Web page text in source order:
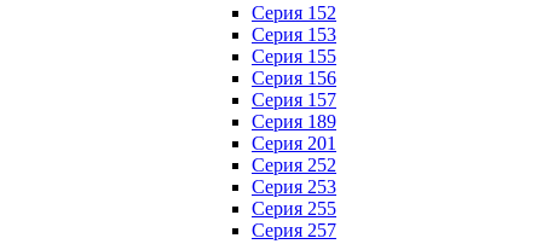
Серия 152
Серия 153
Серия 155
Серия 156
Серия 157
Серия 189
Серия 201
Серия 252
Серия 253
Серия 255
Серия 257